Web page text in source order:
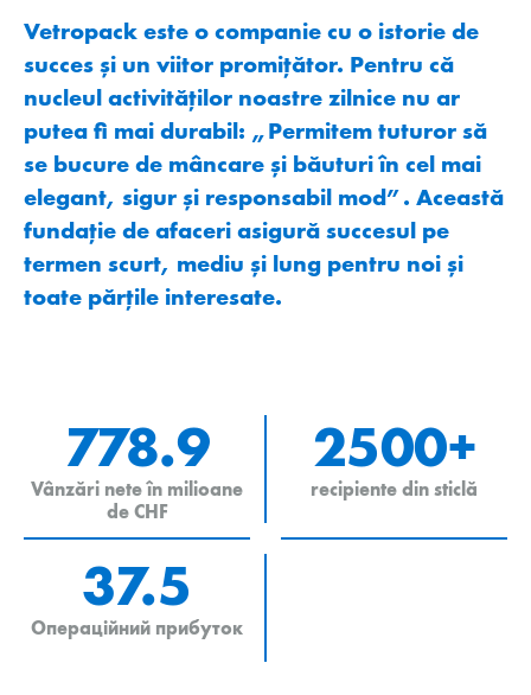
Vetropack este o companie cu o istorie de
succes și un viitor promițător. Pentru că
nucleul activităților noastre zilnice nu ar
putea fi mai durabil: „Permitem tuturor să
se bucure de mâncare și băuturi în cel mai
elegant, sigur și responsabil mod”. Această
fundație de afaceri asigură succesul pe
termen scurt, mediu și lung pentru noi și
toate părțile interesate.
778.9
Vânzări nete în milioane
de CHF
2500+
recipiente din sticlă
37.5
Операційний прибуток